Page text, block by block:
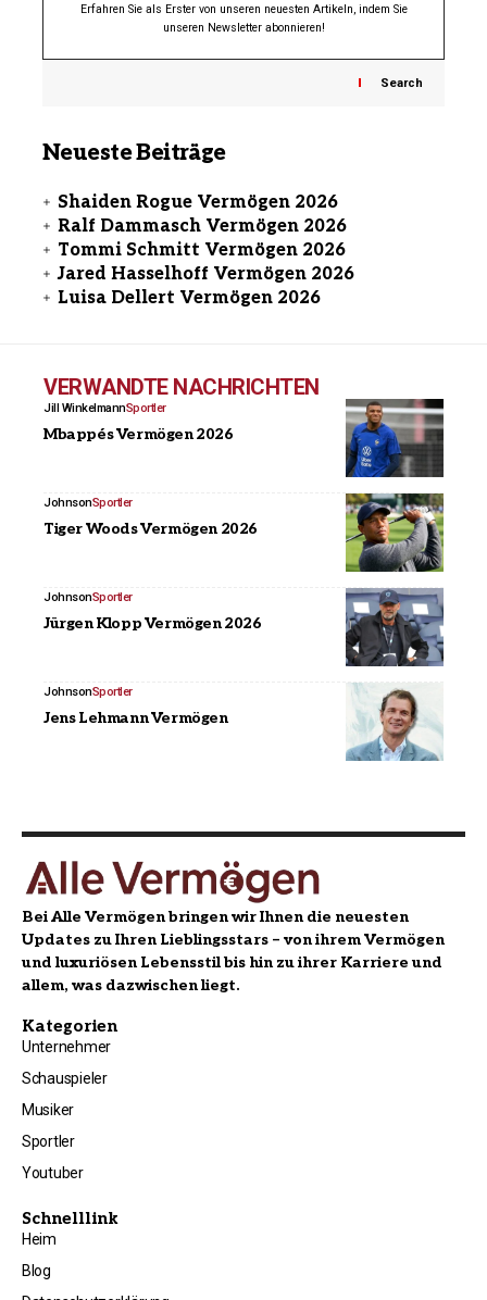
Erfahren Sie als Erster von unseren neuesten Artikeln, indem Sie
unseren Newsletter abonnieren!
Search
Neueste Beiträge
Shaiden Rogue Vermögen 2026
Ralf Dammasch Vermögen 2026
Tommi Schmitt Vermögen 2026
Jared Hasselhoff Vermögen 2026
Luisa Dellert Vermögen 2026
VERWANDTE NACHRICHTEN
Jill WinkelmannSportler
Mbappés Vermögen 2026
JohnsonSportler
Tiger Woods Vermögen 2026
JohnsonSportler
Jürgen Klopp Vermögen 2026
JohnsonSportler
Jens Lehmann Vermögen
Bei Alle Vermögen bringen wir Ihnen die neuesten
Updates zu Ihren Lieblingsstars – von ihrem Vermögen
und luxuriösen Lebensstil bis hin zu ihrer Karriere und
allem, was dazwischen liegt.
Kategorien
Unternehmer
Schauspieler
Musiker
Sportler
Youtuber
Schnelllink
Heim
Blog